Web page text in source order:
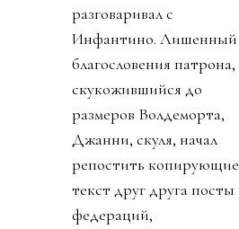
разговаривал с
Инфантино. Лишенный
благословения патрона,
скукожившийся до
размеров Волдеморта,
Джанни, скуля, начал
репостить копирующие
текст друг друга посты
федераций,